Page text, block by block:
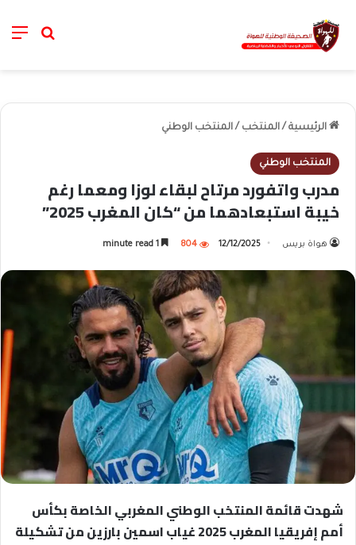
خانة
الرئيسية / المنتخب / المنتخب الوطني
المنتخب الوطني
مدرب واتفورد مرتاح لبقاء لوزا ومعما رغم
خيبة استبعادهما من “كان المغرب 2025”
هواة بريس 12/12/2025
804
شهدت قائمة المنتخب الوطني المغربي الخاصة بكأس
أمم إفريقيا المغرب 2025 غياب اسمين بارزين من تشكيلة